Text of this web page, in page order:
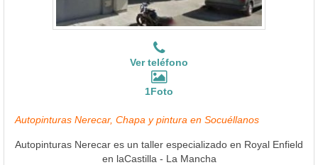
Ver teléfono
1Foto
Autopinturas Nerecar, Chapa y pintura en Socuéllanos
Autopinturas Nerecar es un taller especializado en Royal Enfield
en laCastilla - La Mancha